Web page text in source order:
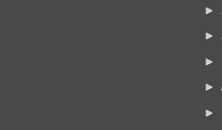
►
►
►
►
►